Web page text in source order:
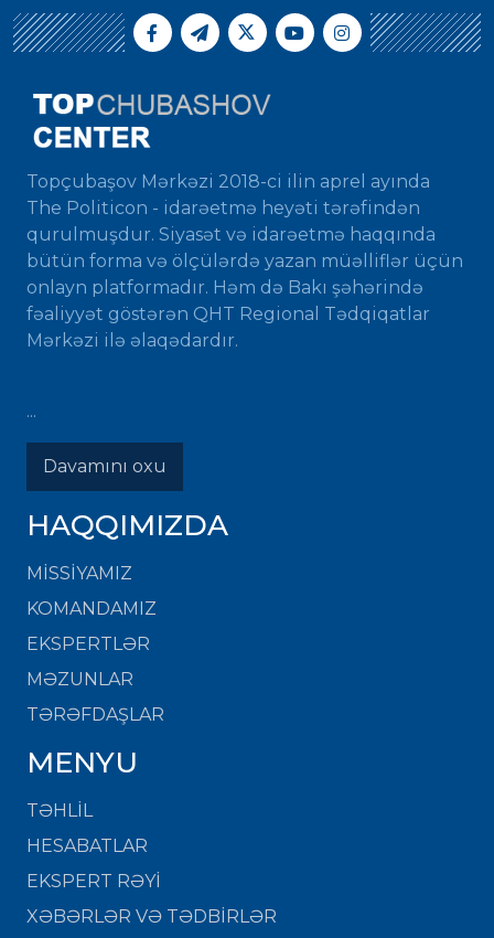
Topçubaşov Mərkəzi 2018-ci ilin aprel ayında
The Politicon - idarəetmə heyəti tərəfindən
qurulmuşdur. Siyasət və idarəetmə haqqında
bütün forma və ölçülərdə yazan müəlliflər üçün
onlayn platformadır. Həm də Bakı şəhərində
fəaliyyət göstərən QHT Regional Tədqiqatlar
Mərkəzi ilə əlaqədardır.
...
Davamını oxu
HAQQIMIZDA
MISSIYAMIZ
KOMANDAMIZ
EKSPERTLƏR
MƏZUNLAR
TƏRƏFDAŞLAR
MENYU
TƏHLİL
HESABATLAR
EKSPERT RƏYİ
XƏBƏRLƏR VƏ TƏDBİRLƏR